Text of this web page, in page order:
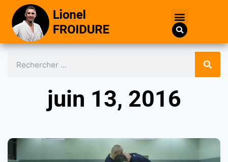
juin 13, 2016